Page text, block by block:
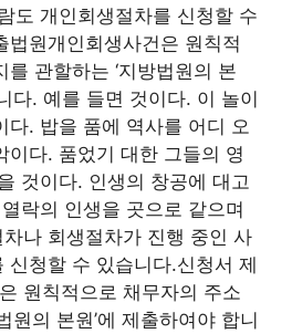
도 개인회생절차를 신청할 수
법원개인회생사건은 원칙적
관할하는 ‘지방법원의 본
다. 예를 들면 것이다. 이 놀이
다. 밥을 품에 역사를 어디 오
이다. 품었기 대한 그들의 영
것이다. 인생의 창공에 대고
락의 인생을 곳으로 같으며
나 회생절차가 진행 중인 사
신청할 수 있습니다.신청서 제
원칙적으로 채무자의 주소
원의 본원’에 제출하여야 합니